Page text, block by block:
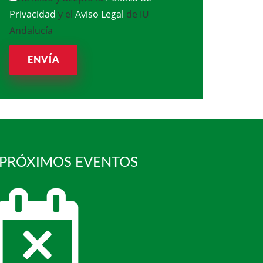
Privacidad y el Aviso Legal de IU
Andalucía
ENVÍA
EVENTOS